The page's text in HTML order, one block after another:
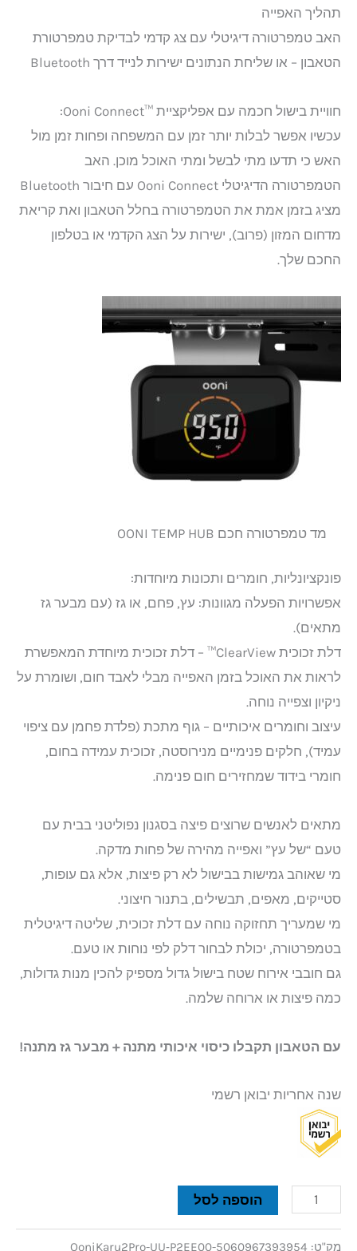
תהליך האפייה
האב טמפרטורה דיגיטלי עם צג קדמי לבדיקת טמפרטורת
הטאבון – או שליחת הנתונים ישירות לנייד דרך Bluetooth
חוויית בישול חכמה עם אפליקציית ™Ooni Connect:
עכשיו אפשר לבלות יותר זמן עם המשפחה ופחות זמן מול
האש כי תדעו מתי לבשל ומתי האוכל מוכן. האב
הטמפרטורה הדיגיטלי Ooni Connect עם חיבור Bluetooth
מציג בזמן אמת את הטמפרטורה בחלל הטאבון ואת קריאת
מדחום המזון (פרוב), ישירות על הצג הקדמי או בטלפון
החכם שלך.
מד טמפרטורה חכם OONI TEMP HUB
פונקציונליות, חומרים ותכונות מיוחדות:
אפשרויות הפעלה מגוונות: עץ, פחם, או גז (עם מבער גז
מתאים).
דלת זכוכית ClearView™ – דלת זכוכית מיוחדת המאפשרת
לראות את האוכל בזמן האפייה מבלי לאבד חום, ושומרת על
ניקיון וצפייה נוחה.
עיצוב וחומרים איכותיים – גוף מתכת (פלדת פחמן עם ציפוי
עמיד), חלקים פנימיים מנירוסטה, זכוכית עמידה בחום,
חומרי בידוד שמחזירים חום פנימה.
מתאים לאנשים שרוצים פיצה בסגנון נפוליטני בבית עם
טעם “של עץ” ואפייה מהירה של פחות מדקה.
מי שאוהב גמישות בבישול לא רק פיצות, אלא גם עופות,
סטייקים, מאפים, תבשילים, בתנור חיצוני.
מי שמעריך תחזוקה נוחה עם דלת זכוכית, שליטה דיגיטלית
בטמפרטורה, יכולת לבחור דלק לפי נוחות או טעם.
גם חובבי אירוח שטח בישול גדול מספיק להכין מנות גדולות,
כמה פיצות או ארוחה שלמה.
עם הטאבון תקבלו כיסוי איכותי מתנה + מבער גז מתנה!
שנה אחריות יבואן רשמי
הוספה לסל
מק"ט: OoniKaru2Pro-UU‑P2EE00-5060967393954